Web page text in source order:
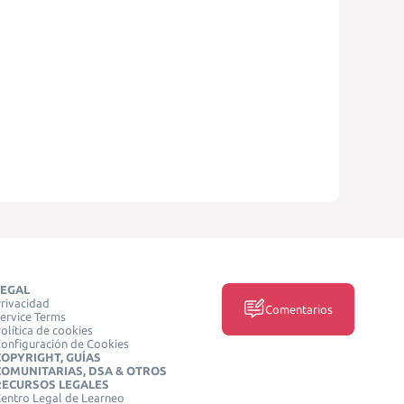
Terms
de cookies
de Cookies
GUÍAS
DSA & OTROS
LEGALES
Legal de Learneo
Comentarios